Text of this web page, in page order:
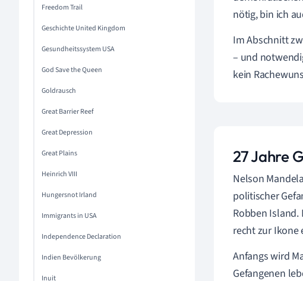
Freedom Trail
Geschichte United Kingdom
Gesundheitssystem USA
God Save the Queen
Goldrausch
Great Barrier Reef
Great Depression
Great Plains
Heinrich VIII
Hungersnot Irland
Immigrants in USA
Independence Declaration
Indien Bevölkerung
Inuit
nötig, bin ich
Im Abschnitt
– und
kein
27 Jahre
Nelson
politischer
Robben Island.
recht zur Ikone
Anfangs wird
Gefangenen